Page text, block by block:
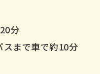
分
スまで車で約10分